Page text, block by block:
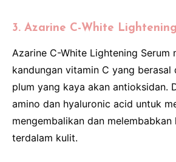
3. Azarine C-White
Azarine C-White Lightening Serum
kandungan vitamin C yang berasal
plum yang kaya akan antioksidan.
amino dan hyaluronic acid untuk
mengembalikan dan melembabkan
terdalam kulit.